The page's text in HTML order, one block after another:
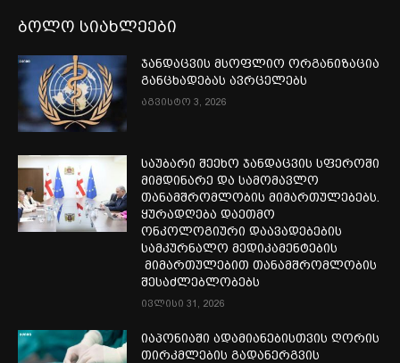
ბოლო სიახლეები
ჯანდაცვის მსოფლიო ორგანიზაცია
განცხადებას ავრცელებს
აგვისტო 3, 2026
საუბარი შეეხო ჯანდაცვის სფეროში
მიმდინარე და სამომავლო
თანამშრომლობის მიმართულებებს.
ყურადღება დაეთმო
ონკოლოგიური დაავადებების
სამკურნალო მედიკამენტების
მიმართულებით თანამშრომლობის
შესაძლებლობებს
ივლისი 31, 2026
იაპონიაში ადამიანებისთვის ღორის
თირკმლების გადანერგვის